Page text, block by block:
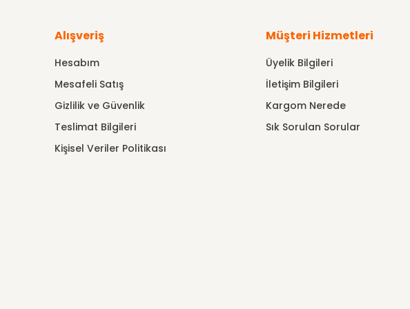
Alışveriş
Hesabım
Mesafeli Satış
Gizlilik ve Güvenlik
Teslimat Bilgileri
Kişisel Veriler Politikası
Müşteri Hizmetleri
Üyelik Bilgileri
İletişim Bilgileri
Kargom Nerede
Sık Sorulan Sorular